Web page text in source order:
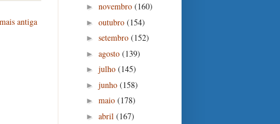
antiga
► novembro (160)
► outubro (154)
► setembro (152)
► agosto (139)
► julho (145)
► junho (158)
► maio (178)
► abril (167)